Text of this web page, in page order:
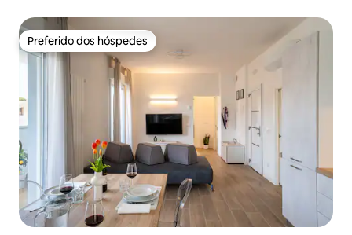
Preferido dos hóspedes
Preferido dos hóspedes